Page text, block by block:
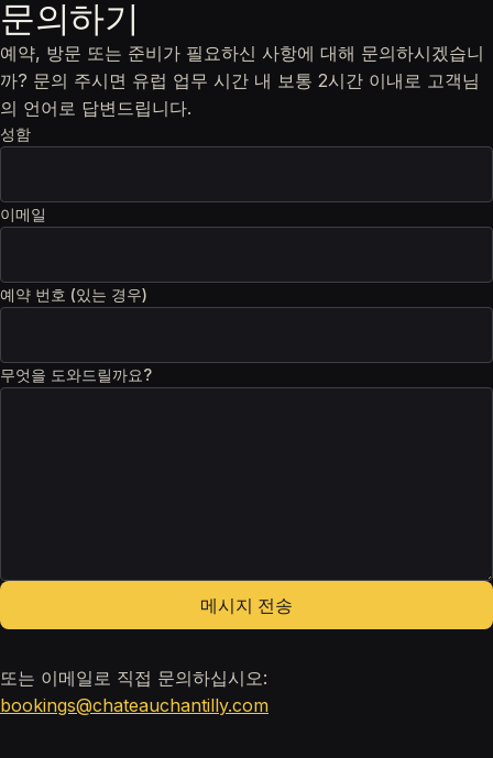
문의하기
예약, 방문 또는 준비가 필요하신 사항에 대해 문의하시겠습니
까? 문의 주시면 유럽 업무 시간 내 보통 2시간 이내로 고객님
의 언어로 답변드립니다.
성함
이메일
예약 번호 (있는 경우)
무엇을 도와드릴까요?
메시지 전송
또는 이메일로 직접 문의하십시오:
bookings@chateauchantilly.com